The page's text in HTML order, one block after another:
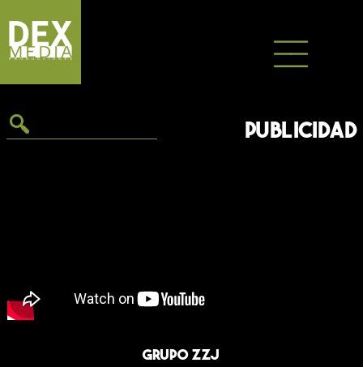
contenido
PUBLICIDAD
Grupo ZZJ